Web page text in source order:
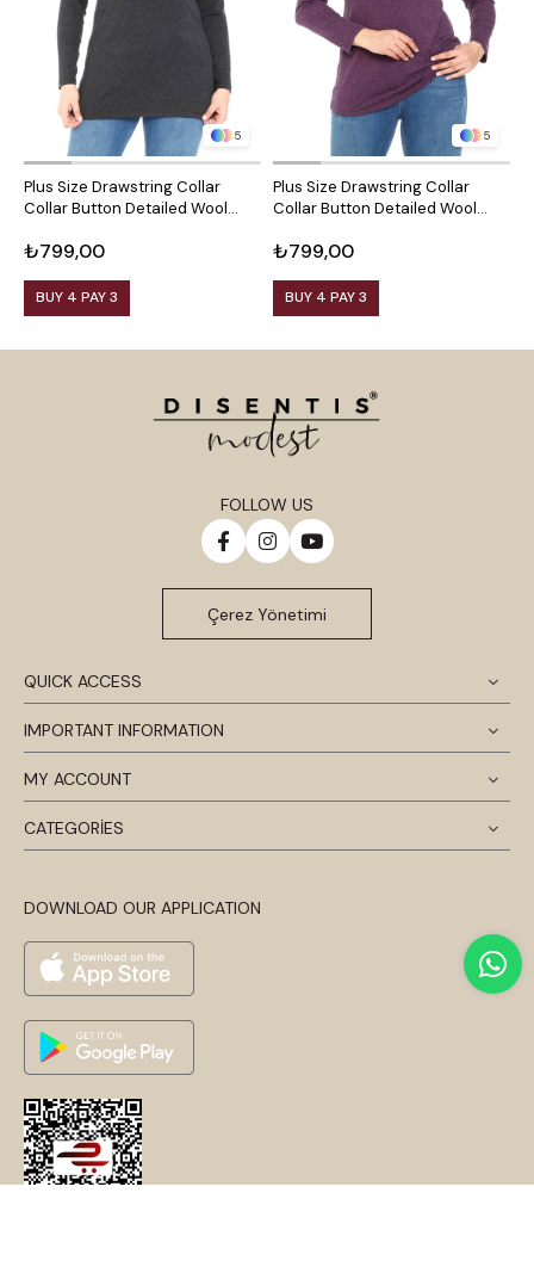
5
Plus Size Drawstring Collar
Collar Button Detailed Wool
₺799,00
BUY 4 PAY 3
5
Plus Size Drawstring Collar
Collar Button Detailed Wool
₺799,00
BUY 4 PAY 3
QUICK ACCESS
IMPORTANT INFORMATION
MY ACCOUNT
CATEGORİES
DOWNLOAD OUR APPLICATION
FOLLOW US
Çerez Yönetimi